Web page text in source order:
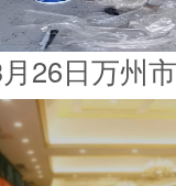
26日万州